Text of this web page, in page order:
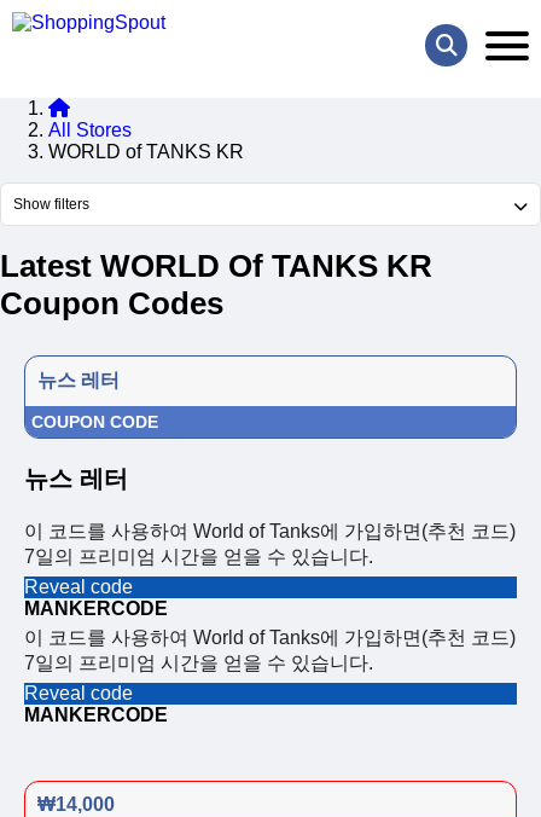
All Stores
WORLD of TANKS KR
Show filters
Latest WORLD Of TANKS KR
Coupon Codes
뉴스 레터
COUPON CODE
뉴스 레터
이 코드를 사용하여 World of Tanks에 가입하면(추천 코드)
7일의 프리미엄 시간을 얻을 수 있습니다.
Reveal code
MANKERCODE
이 코드를 사용하여 World of Tanks에 가입하면(추천 코드)
7일의 프리미엄 시간을 얻을 수 있습니다.
Reveal code
MANKERCODE
₩14,000